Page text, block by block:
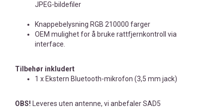
JPEG-bildefiler
Knappebelysning RGB 210000 farger
OEM mulighet for å bruke rattfjernkontroll via
interface.
Tilbehør inkludert
1 x Ekstern Bluetooth-mikrofon (3,5 mm jack)
OBS! Leveres uten antenne, vi anbefaler SAD5